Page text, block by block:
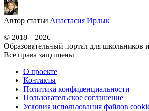
Автор статьи Анастасия Ирлык
© 2018 – 2026
Образовательный портал для школьников
Все права защищены
О проекте
Контакты
Политика конфиденциальности
Пользовательское соглашение
Условия использования файлов